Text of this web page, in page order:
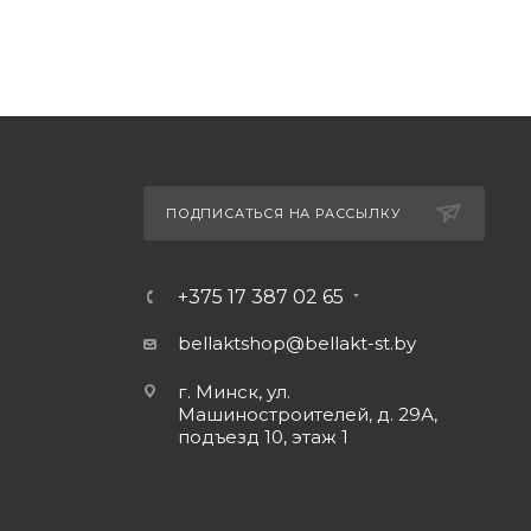
ПОДПИСАТЬСЯ НА РАССЫЛКУ
+375 17 387 02 65
bellaktshop@bellakt-st.by
г. Минск, ул.
Машиностроителей, д. 29А,
подъезд 10, этаж 1